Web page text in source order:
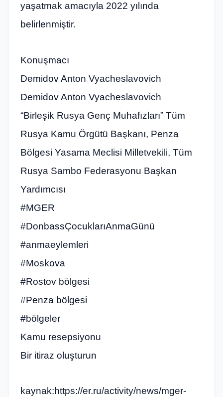
yaşatmak amacıyla 2022 yılında
belirlenmiştir.
Konuşmacı
Demidov Anton Vyacheslavovich
Demidov Anton Vyacheslavovich
“Birleşik Rusya Genç Muhafızları” Tüm
Rusya Kamu Örgütü Başkanı, Penza
Bölgesi Yasama Meclisi Milletvekili, Tüm
Rusya Sambo Federasyonu Başkan
Yardımcısı
#‎MGER
#DonbassÇocuklarıAnmaGünü
#anmaeylemleri
#Moskova
#Rostov bölgesi
#Penza bölgesi
#bölgeler
Kamu resepsiyonu
Bir itiraz oluşturun
kaynak:https://er.ru/activity/news/mger-